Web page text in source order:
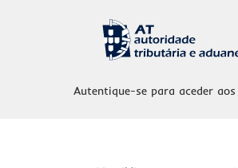
Autentique-se para aceder aos